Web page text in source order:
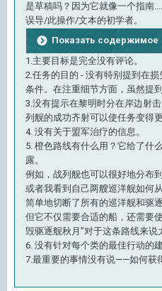
是草稿吗？因为它就像一个指南
误导/此操作/文本的初学者。
Показать содержимое
1.主要目标是完全没有评论。
2.任务的目的 - 没有特别提到在
条件。在注重细节方面，虽然提
3.没有提示在黎明时分在岸边射
列舰的成功齐射可以使任务变得更
4. 没有关于盟军治疗的信息。
5. 橙色路线有什么用？它给了什
露。
例如，战列舰也可以很好地分布到
或者我看到自己两艘巡洋舰如何
简单地切断了所有的巡洋舰和驱
但它不仅需要合适的船，还需要
毁驱逐舰秋月”对于这条路线来说
6. 没有针对每个类的最佳行动的
7.最重要的事情没有说——如何获